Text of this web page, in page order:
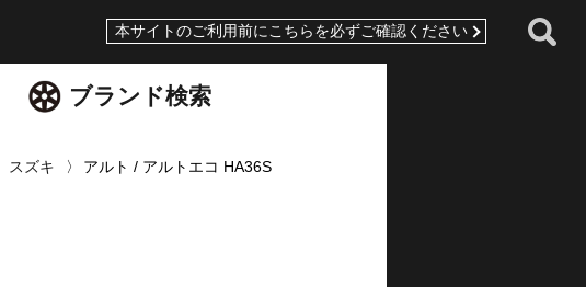
本サイトのご利用前にこちらを必ずご確認ください
ブランド検索
スズキ アルト / アルトエコ HA36S